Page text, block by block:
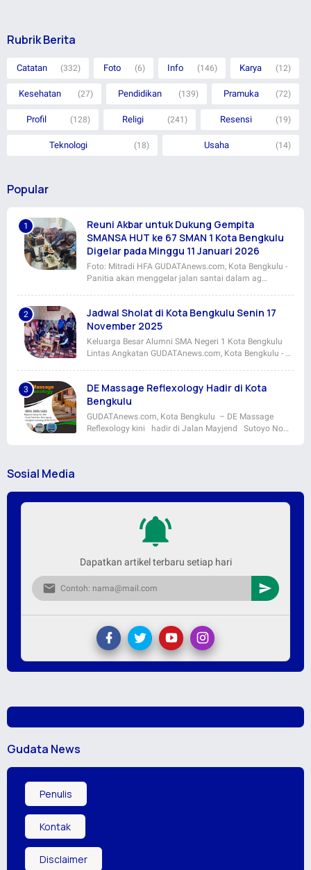
Rubrik Berita
Catatan (332) Foto (6) Info (146) Karya (12)
Kesehatan (27) Pendidikan (139) Pramuka (72)
Profil (128) Religi (241) Resensi (19)
Teknologi (18) Usaha (14)
Popular
Reuni Akbar untuk Dukung Gempita
SMANSA HUT ke 67 SMAN 1 Kota Bengkulu
Digelar pada Minggu 11 Januari 2026
Foto: Mitradi HFA GUDATAnews.com, Kota Bengkulu -
Panitia akan menggelar jalan santai dalam ag…
Jadwal Sholat di Kota Bengkulu Senin 17
November 2025
Keluarga Besar Alumni SMA Negeri 1 Kota Bengkulu
Lintas Angkatan GUDATAnews.com, Kota Bengkulu - …
DE Massage Reflexology Hadir di Kota
Bengkulu
GUDATAnews.com, Kota Bengkulu – DE Massage
Reflexology kini hadir di Jalan Mayjend Sutoyo No…
Sosial Media
Dapatkan artikel terbaru setiap hari
Gudata News
Penulis
Kontak
Disclaimer